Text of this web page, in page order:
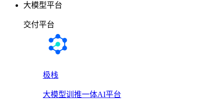
大模型平台
交付平台
极栈
大模型训推一体AI平台